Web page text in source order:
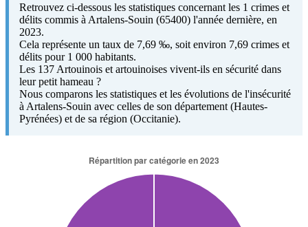
Retrouvez ci-dessous les statistiques concernant les 1 crimes et
délits commis à Artalens-Souin (65400) l'année dernière, en
2023.
Cela représente un taux de 7,69 ‰, soit environ 7,69 crimes et
délits pour 1 000 habitants.
Les 137 Artouinois et artouinoises vivent-ils en sécurité dans
leur petit hameau ?
Nous comparons les statistiques et les évolutions de l'insécurité
à Artalens-Souin avec celles de son département (Hautes-
Pyrénées) et de sa région (Occitanie).